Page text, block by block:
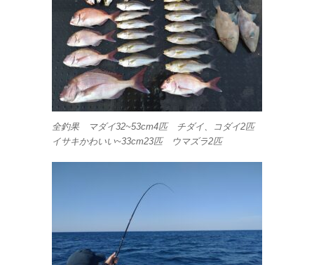
全釣果 マダイ32~53cm4匹 チダイ、コダイ2匹
イサキかわいい~33cm23匹 ウマズラ2匹